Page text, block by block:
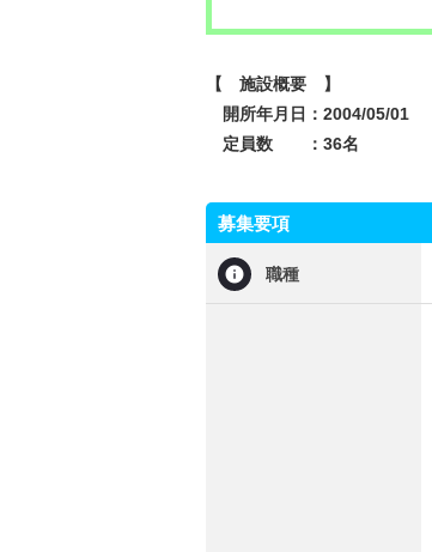
【 施設概要 】
開所年月日：2004/05/01
定員数 ：36名
募集要項
職種